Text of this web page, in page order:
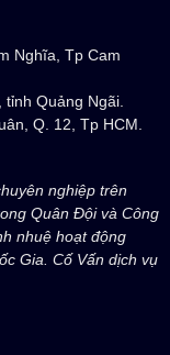
Nghĩa, Tp Cam
Quảng Ngãi.
Q. 12, Tp HCM.
nghiệp trên
Quân Đội và Công
nhuệ hoạt động
Gia. Cố Vấn dịch vụ